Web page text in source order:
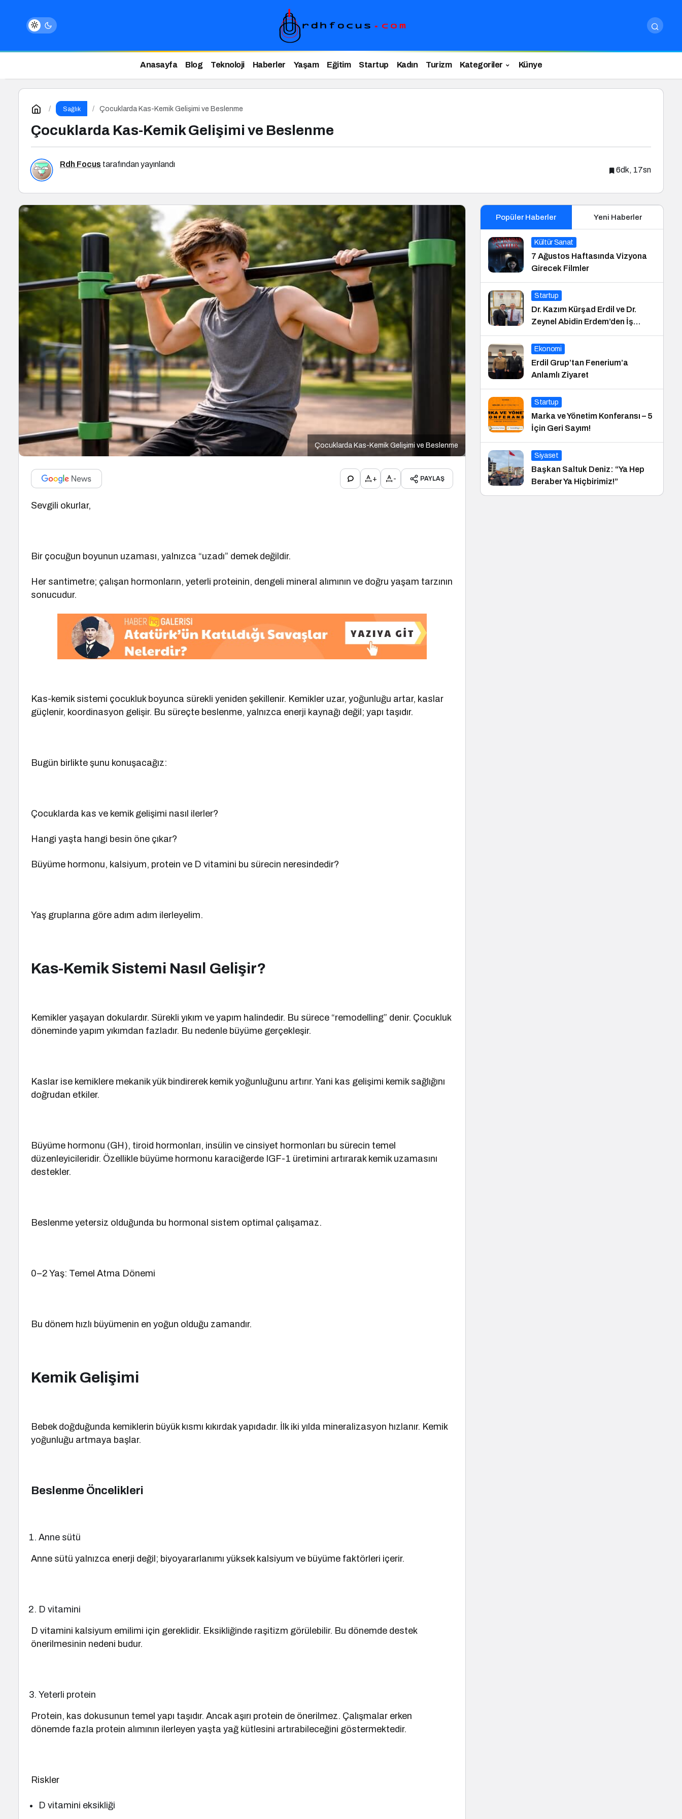
Anasayfa Blog Teknoloji Haberler Yaşam Eğitim Startup Kadın Turizm Kategoriler Künye
Sağlık Çocuklarda Kas-Kemik Gelişimi ve Beslenme
Çocuklarda Kas-Kemik Gelişimi ve Beslenme
Rdh Focus tarafından yayınlandı
6dk, 17sn
Çocuklarda Kas-Kemik Gelişimi ve Beslenme
+ - PAYLAŞ
Sevgili okurlar,
Bir çocuğun boyunun uzaması, yalnızca “uzadı” demek değildir.
Her santimetre; çalışan hormonların, yeterli proteinin, dengeli mineral alımının ve doğru yaşam tarzının
sonucudur.
Kas-kemik sistemi çocukluk boyunca sürekli yeniden şekillenir. Kemikler uzar, yoğunluğu artar, kaslar
güçlenir, koordinasyon gelişir. Bu süreçte beslenme, yalnızca enerji kaynağı değil; yapı taşıdır.
Bugün birlikte şunu konuşacağız:
Çocuklarda kas ve kemik gelişimi nasıl ilerler?
Hangi yaşta hangi besin öne çıkar?
Büyüme hormonu, kalsiyum, protein ve D vitamini bu sürecin neresindedir?
Yaş gruplarına göre adım adım ilerleyelim.
Kas-Kemik Sistemi Nasıl Gelişir?
Kemikler yaşayan dokulardır. Sürekli yıkım ve yapım halindedir. Bu sürece “remodelling” denir. Çocukluk
döneminde yapım yıkımdan fazladır. Bu nedenle büyüme gerçekleşir.
Kaslar ise kemiklere mekanik yük bindirerek kemik yoğunluğunu artırır. Yani kas gelişimi kemik sağlığını
doğrudan etkiler.
Büyüme hormonu (GH), tiroid hormonları, insülin ve cinsiyet hormonları bu sürecin temel
düzenleyicileridir. Özellikle büyüme hormonu karaciğerde IGF-1 üretimini artırarak kemik uzamasını
destekler.
Beslenme yetersiz olduğunda bu hormonal sistem optimal çalışamaz.
0–2 Yaş: Temel Atma Dönemi
Bu dönem hızlı büyümenin en yoğun olduğu zamandır.
Kemik Gelişimi
Bebek doğduğunda kemiklerin büyük kısmı kıkırdak yapıdadır. İlk iki yılda mineralizasyon hızlanır. Kemik
yoğunluğu artmaya başlar.
Beslenme Öncelikleri
Anne sütü
Anne sütü yalnızca enerji değil; biyoyararlanımı yüksek kalsiyum ve büyüme faktörleri içerir.
D vitamini
D vitamini kalsiyum emilimi için gereklidir. Eksikliğinde raşitizm görülebilir. Bu dönemde destek
önerilmesinin nedeni budur.
Yeterli protein
Protein, kas dokusunun temel yapı taşıdır. Ancak aşırı protein de önerilmez. Çalışmalar erken
dönemde fazla protein alımının ilerleyen yaşta yağ kütlesini artırabileceğini göstermektedir.
Riskler
D vitamini eksikliği
Popüler Haberler Yeni Haberler
Kültür Sanat
7 Ağustos Haftasında Vizyona
Girecek Filmler
Startup
Dr. Kazım Kürşad Erdil ve Dr.
Zeynel Abidin Erdem’den İş
Dünyası Buluşması
Ekonomi
Erdil Grup’tan Fenerium’a
Anlamlı Ziyaret
Startup
Marka ve Yönetim Konferansı – 5
İçin Geri Sayım!
Siyaset
Başkan Saltuk Deniz: “Ya Hep
Beraber Ya Hiçbirimiz!”